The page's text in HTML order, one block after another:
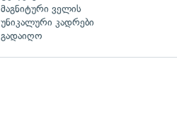
მაგნიტური ველის
უნიკალური კადრები
გადაიღო